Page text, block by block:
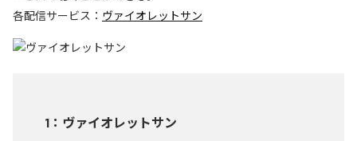
各配信サービス： ヴァイオレットサン
1 ： ヴァイオレットサン